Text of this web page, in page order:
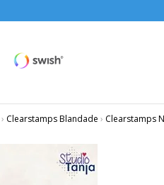
› Clearstamps Blandade › Clearstamps